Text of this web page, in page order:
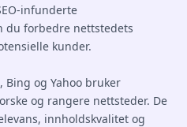
infunderte
du forbedre nettstedets
kunder.
Bing og Yahoo bruker
og rangere nettsteder. De
innholdskvalitet og